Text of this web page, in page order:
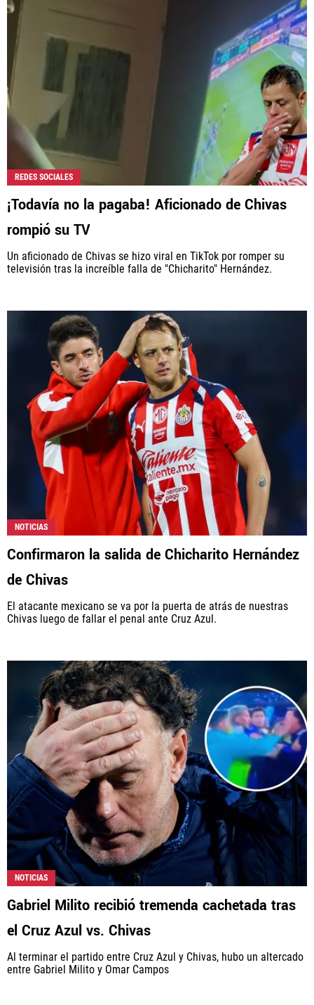
REDES SOCIALES
¡Todavía no la pagaba! Aficionado de Chivas
rompió su TV
Un aficionado de Chivas se hizo viral en TikTok por romper su
televisión tras la increíble falla de "Chicharito" Hernández.
NOTICIAS
Confirmaron la salida de Chicharito Hernández
de Chivas
El atacante mexicano se va por la puerta de atrás de nuestras
Chivas luego de fallar el penal ante Cruz Azul.
NOTICIAS
Gabriel Milito recibió tremenda cachetada tras
el Cruz Azul vs. Chivas
Al terminar el partido entre Cruz Azul y Chivas, hubo un altercado
entre Gabriel Milito y Omar Campos